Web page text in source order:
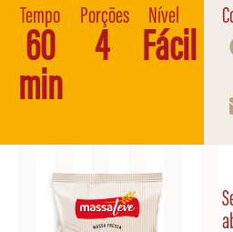
Tempo
60
min
Porções
4
Nível
Fácil